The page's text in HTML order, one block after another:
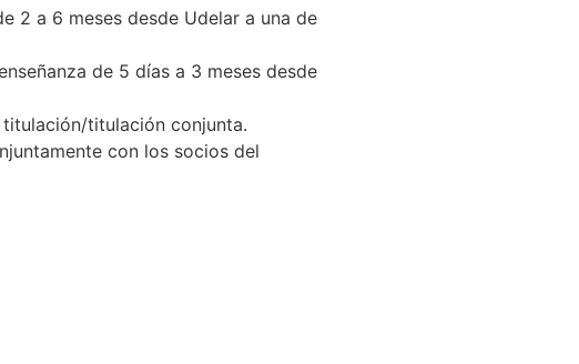
2 a 6 meses desde Udelar a una de
de 5 días a 3 meses desde
titulación conjunta.
con los socios del